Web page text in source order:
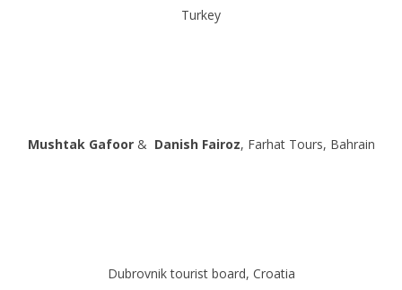
Turkey
Mushtak Gafoor& Danish Fairoz, Farhat Tours, Bahrain
Dubrovnik tourist board, Croatia